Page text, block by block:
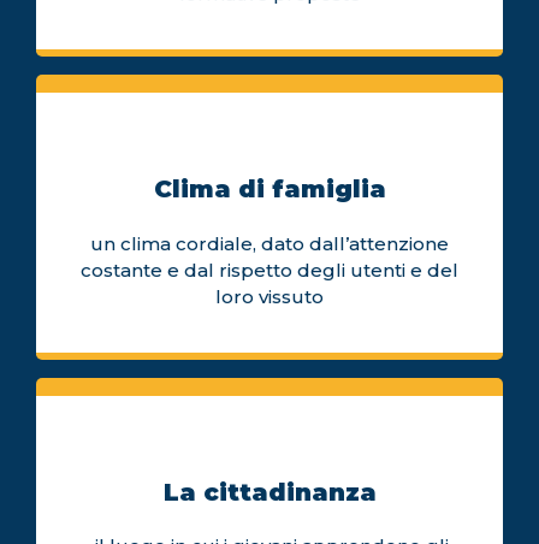
Clima di famiglia
un clima cordiale, dato dall’attenzione
costante e dal rispetto degli utenti e del
loro vissuto
La cittadinanza